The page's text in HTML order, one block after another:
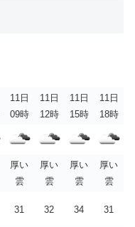
11日
09時
11日
12時
11日
15時
11日
18時
厚い
雲
厚い
雲
厚い
雲
厚い
雲
31 32 34 31